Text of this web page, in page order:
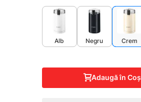
Alb Negru Crem
Adaugă în Coş